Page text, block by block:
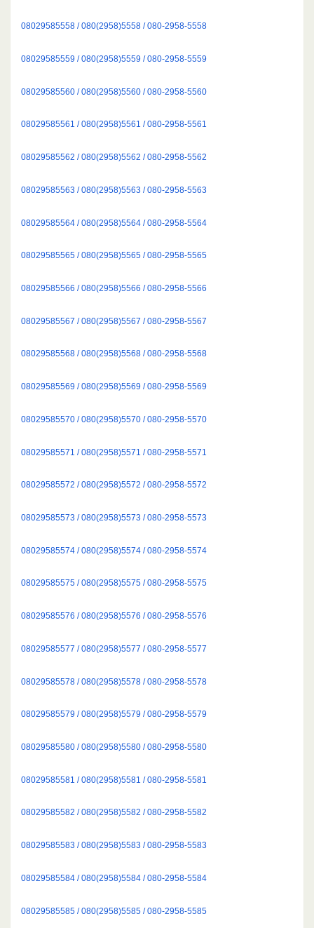
08029585558 / 080(2958)5558 / 080-2958-5558
08029585559 / 080(2958)5559 / 080-2958-5559
08029585560 / 080(2958)5560 / 080-2958-5560
08029585561 / 080(2958)5561 / 080-2958-5561
08029585562 / 080(2958)5562 / 080-2958-5562
08029585563 / 080(2958)5563 / 080-2958-5563
08029585564 / 080(2958)5564 / 080-2958-5564
08029585565 / 080(2958)5565 / 080-2958-5565
08029585566 / 080(2958)5566 / 080-2958-5566
08029585567 / 080(2958)5567 / 080-2958-5567
08029585568 / 080(2958)5568 / 080-2958-5568
08029585569 / 080(2958)5569 / 080-2958-5569
08029585570 / 080(2958)5570 / 080-2958-5570
08029585571 / 080(2958)5571 / 080-2958-5571
08029585572 / 080(2958)5572 / 080-2958-5572
08029585573 / 080(2958)5573 / 080-2958-5573
08029585574 / 080(2958)5574 / 080-2958-5574
08029585575 / 080(2958)5575 / 080-2958-5575
08029585576 / 080(2958)5576 / 080-2958-5576
08029585577 / 080(2958)5577 / 080-2958-5577
08029585578 / 080(2958)5578 / 080-2958-5578
08029585579 / 080(2958)5579 / 080-2958-5579
08029585580 / 080(2958)5580 / 080-2958-5580
08029585581 / 080(2958)5581 / 080-2958-5581
08029585582 / 080(2958)5582 / 080-2958-5582
08029585583 / 080(2958)5583 / 080-2958-5583
08029585584 / 080(2958)5584 / 080-2958-5584
08029585585 / 080(2958)5585 / 080-2958-5585